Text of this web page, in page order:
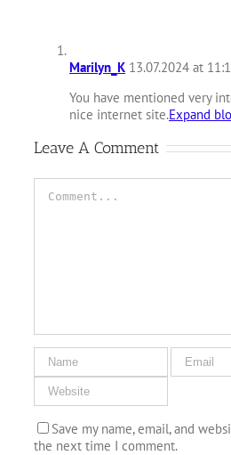
Marilyn_K 13.07.2024 at
You have mentioned very
nice internet site.Expand
Leave A Comment
Save my name, email, and
the next time I comment.